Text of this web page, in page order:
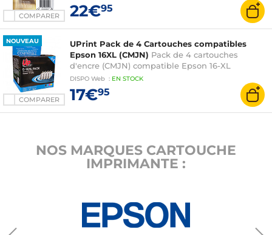
COMPARER 22€95
NOUVEAU
COMPARER
UPrint Pack de 4 Cartouches compatibles
Epson 16XL (CMJN) Pack de 4 cartouches
d'encre (CMJN) compatible Epson 16-XL
DISPO Web : EN STOCK
17€95
NOS MARQUES CARTOUCHE
IMPRIMANTE :